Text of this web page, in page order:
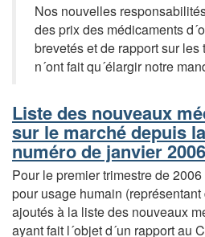
Nos nouvelles
des prix des médicaments
brevetés et de rapport sur
n´ont fait qu´élargir notre
Liste des nouveaux
sur le marché depuis
numéro de janvier
Pour le premier trimestre de
pour usage humain
ajoutés à la liste des nouveaux
ayant fait l´objet d´un rapport au